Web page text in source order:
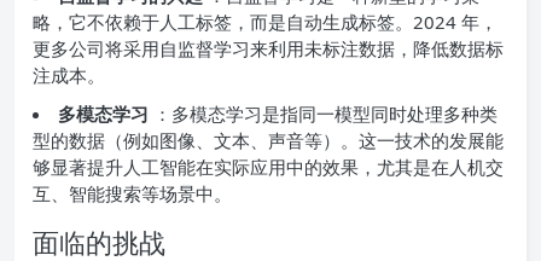
略，它不依赖于人工标签，而是自动生成标签。2024 年，
更多公司将采用自监督学习来利用未标注数据，降低数据标
注成本。
多模态学习 ：多模态学习是指同一模型同时处理多种类
型的数据（例如图像、文本、声音等）。这一技术的发展能
够显著提升人工智能在实际应用中的效果，尤其是在人机交
互、智能搜索等场景中。
面临的挑战